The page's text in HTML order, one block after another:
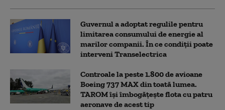
Guvernul a adoptat regulile pentru
limitarea consumului de energie al
marilor companii. În ce condiții poate
interveni Transelectrica
Controale la peste 1.800 de avioane
Boeing 737 MAX din toată lumea.
TAROM își îmbogățește flota cu patru
aeronave de acest tip